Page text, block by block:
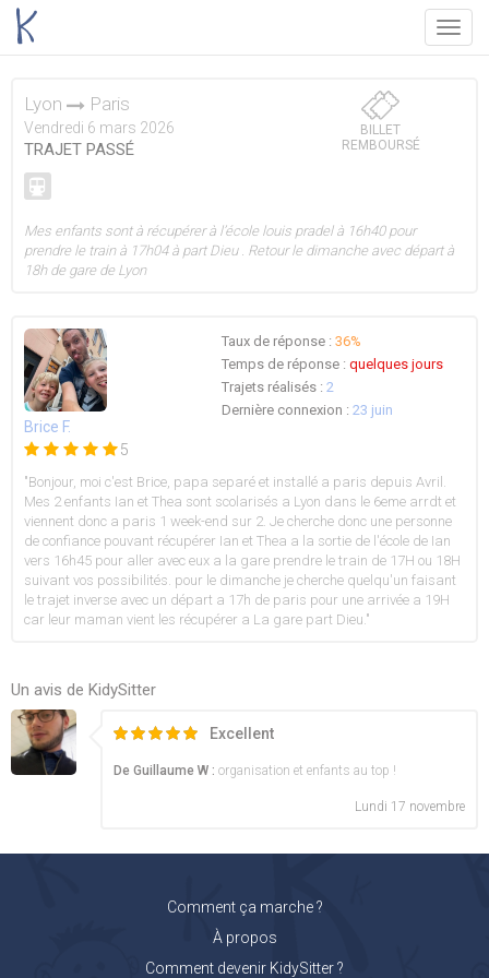
Menu
Lyon Paris
Vendredi 6 mars 2026
TRAJET PASSÉ
BILLET
REMBOURSÉ
Mes enfants sont à récupérer à l’école louis pradel à 16h40 pour
prendre le train à 17h04 à part Dieu . Retour le dimanche avec départ à
18h de gare de Lyon
Brice F.
5
Taux de réponse : 36%
Temps de réponse : quelques jours
Trajets réalisés : 2
Dernière connexion : 23 juin
"Bonjour, moi c'est Brice, papa separé et installé a paris depuis Avril.
Mes 2 enfants Ian et Thea sont scolarisés a Lyon dans le 6eme arrdt et
viennent donc a paris 1 week-end sur 2. Je cherche donc une personne
de confiance pouvant récupérer Ian et Thea a la sortie de l'école de Ian
vers 16h45 pour aller avec eux a la gare prendre le train de 17H ou 18H
suivant vos possibilités. pour le dimanche je cherche quelqu'un faisant
le trajet inverse avec un départ a 17h de paris pour une arrivée a 19H
car leur maman vient les récupérer a La gare part Dieu."
Un avis de KidySitter
Excellent
De Guillaume W : organisation et enfants au top !
Lundi 17 novembre
Comment ça marche ?
À propos
Comment devenir KidySitter ?